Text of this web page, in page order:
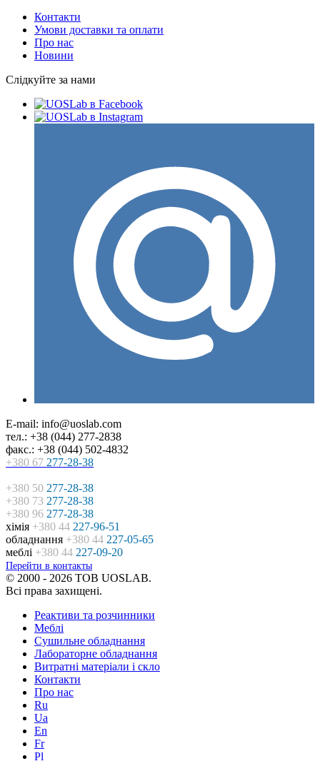
Контакти
Умови доставки та оплати
Про нас
Новини
Слідкуйте за нами
E-mail: info@uoslab.com
тел.: +38 (044) 277-2838
факс.: +38 (044) 502-4832
+380 67 277-28-38
+380 50 277-28-38
+380 73 277-28-38
+380 96 277-28-38
хімія +380 44 227-96-51
обладнання +380 44 227-05-65
меблі +380 44 227-09-20
Перейти в контакты
© 2000 - 2026 ТОВ UOSLAB.
Всі права захищені.
Реактиви та розчинники
Меблі
Сушильне обладнання
Лабораторне обладнання
Витратні матеріали і скло
Контакти
Про нас
Ru
Ua
En
Fr
Pl